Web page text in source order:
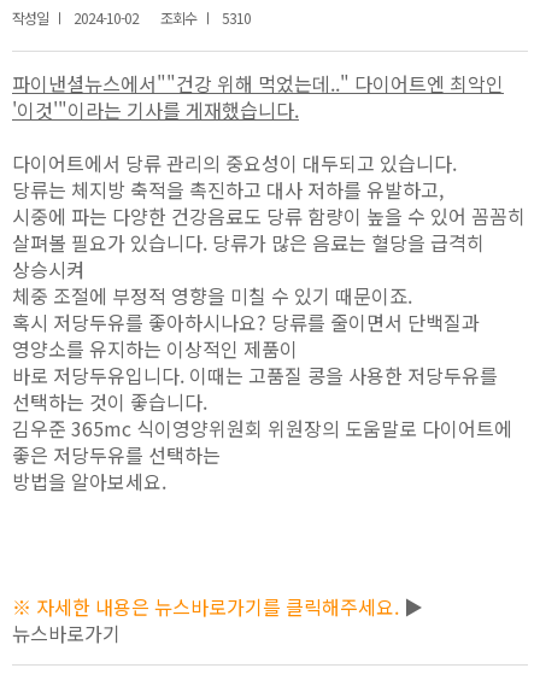
작성일 2024-10-02 조회수 5310
파이낸셜뉴스에서""건강 위해 먹었는데.." 다이어트엔 최악인
'이것'"이라는 기사를 게재했습니다.
다이어트에서 당류 관리의 중요성이 대두되고 있습니다.
당류는 체지방 축적을 촉진하고 대사 저하를 유발하고,
시중에 파는 다양한 건강음료도 당류 함량이 높을 수 있어 꼼꼼히
살펴볼 필요가 있습니다. 당류가 많은 음료는 혈당을 급격히
상승시켜
체중 조절에 부정적 영향을 미칠 수 있기 때문이죠.
혹시 저당두유를 좋아하시나요? 당류를 줄이면서 단백질과
영양소를 유지하는 이상적인 제품이
바로 저당두유입니다. 이때는 고품질 콩을 사용한 저당두유를
선택하는 것이 좋습니다.
김우준 365mc 식이영양위원회 위원장의 도움말로 다이어트에
좋은 저당두유를 선택하는
방법을 알아보세요.
※ 자세한 내용은 뉴스바로가기를 클릭해주세요. ▶
뉴스바로가기